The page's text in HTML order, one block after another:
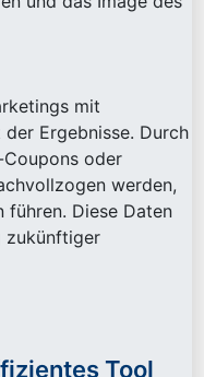
mit
Ergebnisse. Durch
oder
werden,
führen. Diese Daten
zukünftiger
Tool